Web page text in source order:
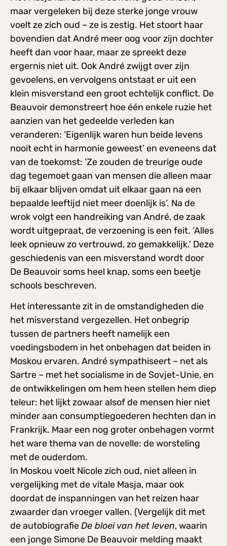
maar vergeleken bij deze sterke jonge vrouw
voelt ze zich oud – ze is zestig. Het stoort haar
bovendien dat André meer oog voor zijn dochter
heeft dan voor haar, maar ze spreekt deze
ergernis niet uit. Ook André zwijgt over zijn
gevoelens, en vervolgens ontstaat er uit een
klein misverstand een groot echtelijk conflict. De
Beauvoir demonstreert hoe één enkele ruzie het
aanzien van het gedeelde verleden kan
veranderen: ‘Eigenlijk waren hun beide levens
nooit echt in harmonie geweest’ en eveneens dat
van de toekomst: ‘Ze zouden de treurige oude
dag tegemoet gaan van mensen die alleen maar
bij elkaar blijven omdat uit elkaar gaan na een
bepaalde leeftijd niet meer doenlijk is’. Na de
wrok volgt een handreiking van André, de zaak
wordt uitgepraat, de verzoening is een feit. ‘Alles
leek opnieuw zo vertrouwd, zo gemakkelijk.’ Deze
geschiedenis van een misverstand wordt door
De Beauvoir soms heel knap, soms een beetje
schools beschreven.
Het interessante zit in de omstandigheden die
het misverstand vergezellen. Het onbegrip
tussen de partners heeft namelijk een
voedingsbodem in het onbehagen dat beiden in
Moskou ervaren. André sympathiseert – net als
Sartre – met het socialisme in de Sovjet-Unie, en
de ontwikkelingen om hem heen stellen hem diep
teleur: het lijkt zowaar alsof de mensen hier niet
minder aan consumptiegoederen hechten dan in
Frankrijk. Maar een nog groter onbehagen vormt
het ware thema van de novelle: de worsteling
met de ouderdom.
In Moskou voelt Nicole zich oud, niet alleen in
vergelijking met de vitale Masja, maar ook
doordat de inspanningen van het reizen haar
zwaarder dan vroeger vallen. (Vergelijk dit met
de autobiografieDe bloei van het leven, waarin
een jonge Simone De Beauvoir melding maakt